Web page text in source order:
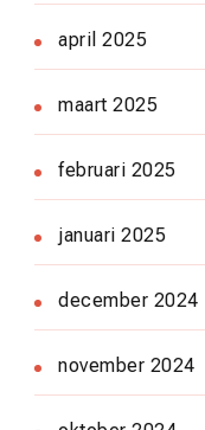
april 2025
maart 2025
februari 2025
januari 2025
december 2024
november 2024